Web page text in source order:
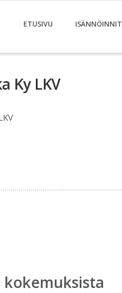
ETUSIVU ISÄNNÖINNIT
Ky LKV